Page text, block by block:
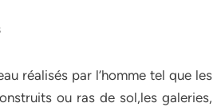
réalisés par l’homme tel que les
ou ras de sol,les galeries,